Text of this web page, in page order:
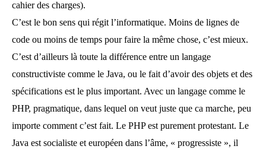
cahier des charges).
C’est le bon sens qui régit l’informatique. Moins de lignes de
code ou moins de temps pour faire la même chose, c’est mieux.
C’est d’ailleurs là toute la différence entre un langage
constructiviste comme le Java, ou le fait d’avoir des objets et des
spécifications est le plus important. Avec un langage comme le
PHP, pragmatique, dans lequel on veut juste que ca marche, peu
importe comment c’est fait. Le PHP est purement protestant. Le
Java est socialiste et européen dans l’âme, « progressiste », il